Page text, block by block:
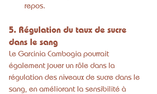
repos.
5. Régulation du taux de sucre
dans le sang
Le Garcinia Cambogia pourrait
également jouer un rôle dans la
régulation des niveaux de sucre dans le
sang, en améliorant la sensibilité à